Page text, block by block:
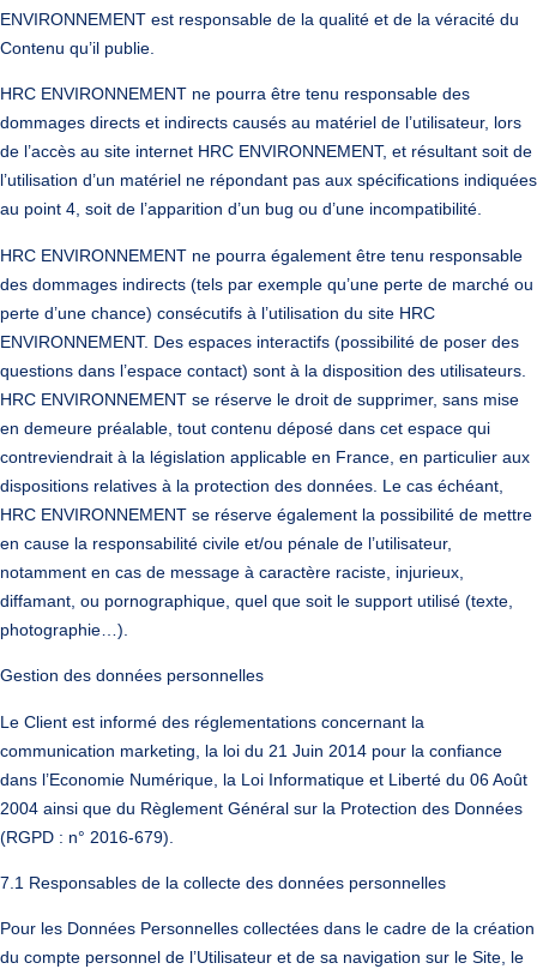
ENVIRONNEMENT est responsable de la qualité et de la véracité du
Contenu qu’il publie.
HRC ENVIRONNEMENT ne pourra être tenu responsable des
dommages directs et indirects causés au matériel de l’utilisateur, lors
de l’accès au site internet HRC ENVIRONNEMENT, et résultant soit de
l’utilisation d’un matériel ne répondant pas aux spécifications indiquées
au point 4, soit de l’apparition d’un bug ou d’une incompatibilité.
HRC ENVIRONNEMENT ne pourra également être tenu responsable
des dommages indirects (tels par exemple qu’une perte de marché ou
perte d’une chance) consécutifs à l’utilisation du site HRC
ENVIRONNEMENT. Des espaces interactifs (possibilité de poser des
questions dans l’espace contact) sont à la disposition des utilisateurs.
HRC ENVIRONNEMENT se réserve le droit de supprimer, sans mise
en demeure préalable, tout contenu déposé dans cet espace qui
contreviendrait à la législation applicable en France, en particulier aux
dispositions relatives à la protection des données. Le cas échéant,
HRC ENVIRONNEMENT se réserve également la possibilité de mettre
en cause la responsabilité civile et/ou pénale de l’utilisateur,
notamment en cas de message à caractère raciste, injurieux,
diffamant, ou pornographique, quel que soit le support utilisé (texte,
photographie…).
Gestion des données personnelles
Le Client est informé des réglementations concernant la
communication marketing, la loi du 21 Juin 2014 pour la confiance
dans l’Economie Numérique, la Loi Informatique et Liberté du 06 Août
2004 ainsi que du Règlement Général sur la Protection des Données
(RGPD : n° 2016-679).
7.1 Responsables de la collecte des données personnelles
Pour les Données Personnelles collectées dans le cadre de la création
du compte personnel de l’Utilisateur et de sa navigation sur le Site, le